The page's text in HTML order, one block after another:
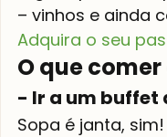
– vinhos e ainda
Adquira o seu
O que
- Ir a um buffet
Sopa é janta,